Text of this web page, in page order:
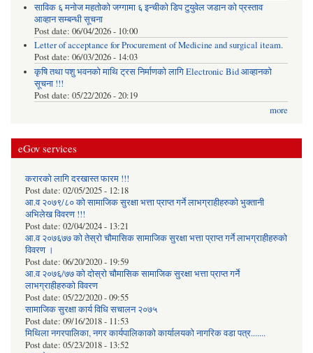
साविक ६ मनोज महतोको जग्गामा ६ इन्चीको डिप टुयुवेल जडान को प्रस्ताव
आव्हान सम्बन्धी सूचना
Post date: 06/04/2026 - 10:00
Letter of acceptance for Procurement of Medicine and surgical iteam.
Post date: 06/03/2026 - 14:03
कृषि तथा पशु भवनको माथि ट्रस निर्माणको लागि Electronic Bid आव्हानको
सूचना !!!
Post date: 05/22/2026 - 20:19
more
eGov services
करारको लागि दरखास्त फारम !!!
Post date: 02/05/2025 - 12:18
आ.व २०७९/८० को सामाजिक सुरक्षा भत्ता प्राप्त गर्ने लाभग्राहीहरुको भुक्तानी
अभिलेख विवरण !!!
Post date: 02/04/2024 - 13:21
आ.व २०७६७७ को तेस्रो चौमासिक सामाजिक सुरक्षा भत्ता प्राप्त गर्ने लाभग्राहीहरुको
विवरण ।
Post date: 06/20/2020 - 19:59
आ.व २०७६/७७ को दोस्रो चौमासिक सामाजिक सुरक्षा भत्ता प्राप्त गर्ने
लाभग्राहीहरुको विवरण
Post date: 05/22/2020 - 09:55
सामाजिक सुरक्षा कार्य विधि स‌चालन २०७५
Post date: 09/16/2018 - 11:53
मिथिला नगरपालिका, नगर कार्यपालिकाको कार्यालयकाे नागरिक वडा पत्र.......
Post date: 05/23/2018 - 13:52